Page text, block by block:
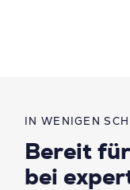
IN WENIGEN
Bereit für
bei